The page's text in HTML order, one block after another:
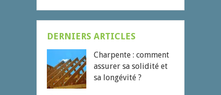
DERNIERS ARTICLES
Charpente : comment
assurer sa solidité et
sa longévité ?